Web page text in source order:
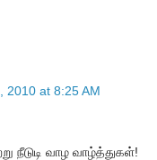
2010 at 8:25 AM
வாழ வாழ்த்துகள்!